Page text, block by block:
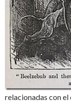
relacionadas con